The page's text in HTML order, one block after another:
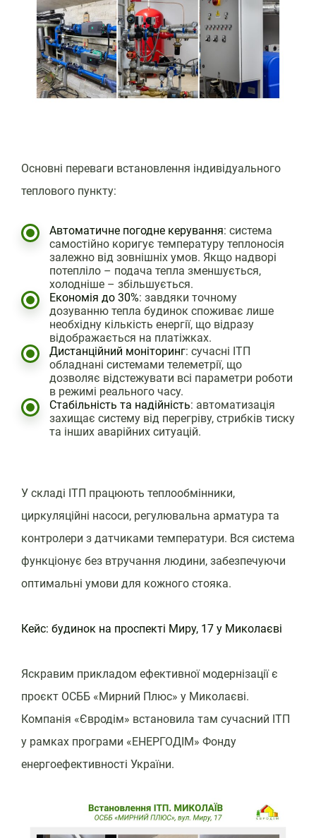
Основні переваги встановлення індивідуального
теплового пункту:
Автоматичне погодне керування: система
самостійно коригує температуру теплоносія
залежно від зовнішніх умов. Якщо надворі
потепліло – подача тепла зменшується,
холодніше – збільшується.
Економія до 30%: завдяки точному
дозуванню тепла будинок споживає лише
необхідну кількість енергії, що відразу
відображається на платіжках.
Дистанційний моніторинг: сучасні ІТП
обладнані системами телеметрії, що
дозволяє відстежувати всі параметри роботи
в режимі реального часу.
Стабільність та надійність: автоматизація
захищає систему від перегріву, стрибків тиску
та інших аварійних ситуацій.
У складі ІТП працюють теплообмінники,
циркуляційні насоси, регулювальна арматура та
контролери з датчиками температури. Вся система
функціонує без втручання людини, забезпечуючи
оптимальні умови для кожного стояка.
Кейс: будинок на проспекті Миру, 17 у Миколаєві
Яскравим прикладом ефективної модернізації є
проєкт ОСББ «Мирний Плюс» у Миколаєві.
Компанія «Євродім» встановила там сучасний ІТП
у рамках програми «ЕНЕРГОДІМ» Фонду
енергоефективності України.